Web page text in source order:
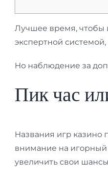
Лучшее время, чтобы
экспертной
Но наблюдение за
Пик час
Названия игр казино
внимание на
увеличить свои